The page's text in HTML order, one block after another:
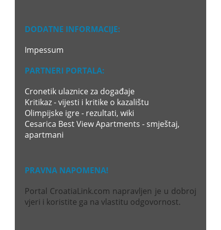
DODATNE INFORMACIJE:
Impessum
PARTNERI PORTALA:
Cronetik ulaznice za događaje
Kritikaz - vijesti i kritike o kazalištu
Olimpijske igre - rezultati, wiki
Cesarica Best View Apartments - smještaj,
apartmani
PRAVNA NAPOMENA!
Portal CroatiaLink.com napravljen je u dobroj
vjeri i koristite ga na vlastitu odgovornost.